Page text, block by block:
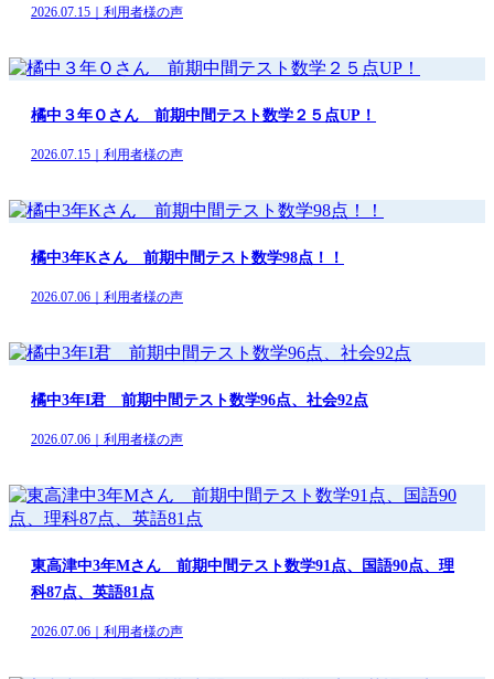
2026.07.15｜利用者様の声
橘中３年Ｏさん 前期中間テスト数学２５点UP！
2026.07.15｜利用者様の声
橘中3年Kさん 前期中間テスト数学98点！！
2026.07.06｜利用者様の声
橘中3年I君 前期中間テスト数学96点、社会92点
2026.07.06｜利用者様の声
東高津中3年Mさん 前期中間テスト数学91点、国語90点、理
科87点、英語81点
2026.07.06｜利用者様の声